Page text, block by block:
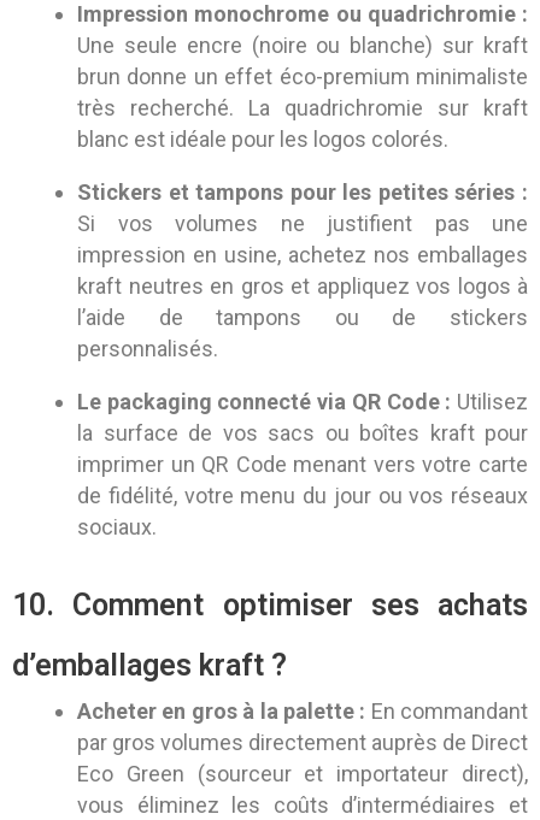
Impression monochrome ou quadrichromie :
Une seule encre (noire ou blanche) sur kraft
brun donne un effet éco-premium minimaliste
très recherché. La quadrichromie sur kraft
blanc est idéale pour les logos colorés.
Stickers et tampons pour les petites séries :
Si vos volumes ne justifient pas une
impression en usine, achetez nos emballages
kraft neutres en gros et appliquez vos logos à
l’aide de tampons ou de stickers
personnalisés.
Le packaging connecté via QR Code : Utilisez
la surface de vos sacs ou boîtes kraft pour
imprimer un QR Code menant vers votre carte
de fidélité, votre menu du jour ou vos réseaux
sociaux.
10. Comment optimiser ses achats
d’emballages kraft ?
Acheter en gros à la palette : En commandant
par gros volumes directement auprès de Direct
Eco Green (sourceur et importateur direct),
vous éliminez les coûts d’intermédiaires et